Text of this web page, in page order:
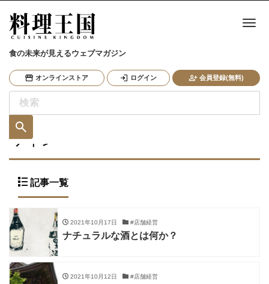
食の未来が見えるウェブマガジン
オンラインストア ログイン 会員登録(無料)
ナ
ワイン
記事一覧
2021年10月17日 #店舗経営
ナチュラルな酒とは何か？
2021年10月12日 #店舗経営